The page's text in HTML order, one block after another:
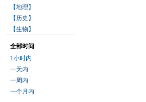
【地理】
【历史】
【生物】
全部时间
1小时内
一天内
一周内
一个月内